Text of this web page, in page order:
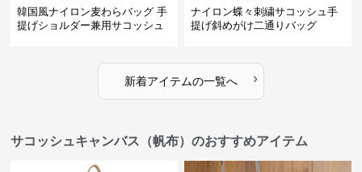
韓国風ナイロン麦わらバッグ 手
提げショルダー兼用サコッシュ
ナイロン蝶々刺繍サコッシュ手
提げ斜めがけ二通りバッグ
新着アイテムの一覧へ ›
サコッシュキャンバス（帆布）のおすすめアイテム